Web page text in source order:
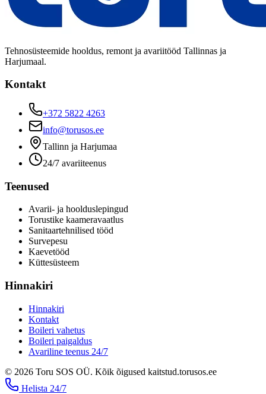
Tehnosüsteemide hooldus, remont ja avariitööd Tallinnas ja
Harjumaal.
Kontakt
+372 5822 4263
info@torusos.ee
Tallinn ja Harjumaa
24/7 avariiteenus
Teenused
Avarii- ja hoolduslepingud
Torustike kaameravaatlus
Sanitaartehnilised tööd
Survepesu
Kaevetööd
​Küttesüsteem
Hinnakiri
Hinnakiri
Kontakt
Boileri vahetus
Boileri paigaldus
Avariline teenus 24/7
© 2026 Toru SOS OÜ. Kõik õigused kaitstud.torusos.ee
Helista 24/7